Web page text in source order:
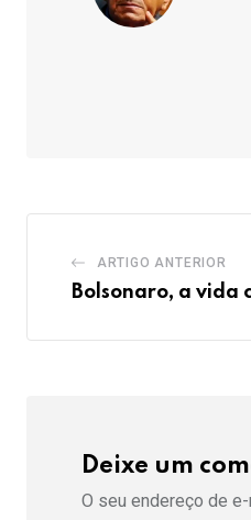
ARTIGO ANTERIOR
Bolsonaro, a vida
Deixe um
O seu endereço de